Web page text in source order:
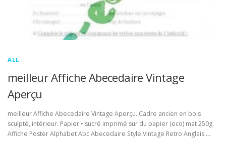
ALL
meilleur Affiche Abecedaire Vintage
Aperçu
meilleur Affiche Abecedaire Vintage Aperçu. Cadre ancien en bois
sculpté, intérieur. Papier • sucré imprimé sur du papier (eco) mat 250g.
Affiche Poster Alphabet Abc Abecedaire Style Vintage Retro Anglais …